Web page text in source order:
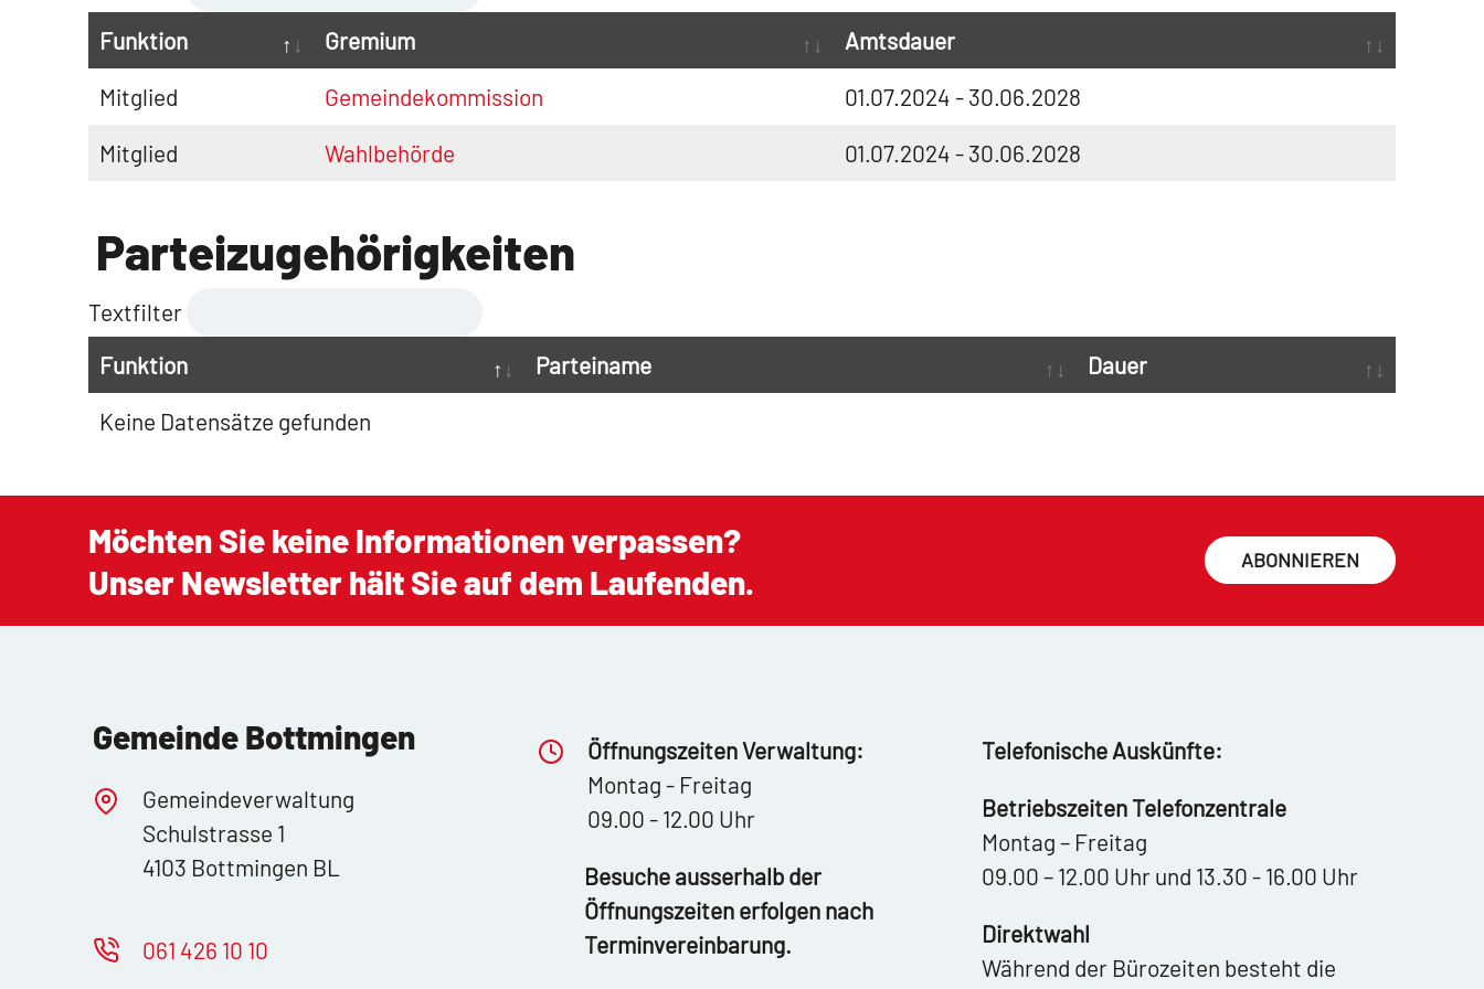
Funktion
Gremium Amtsdauer
Mitglied Gemeindekommission 01.07.2024 - 30.06.2028
Mitglied Wahlbehörde 01.07.2024 - 30.06.2028
Parteizugehörigkeiten
Textfilter
Funktion
Parteiname Dauer
Keine Datensätze gefunden
Möchten Sie keine Informationen verpassen?
Unser Newsletter hält Sie auf dem Laufenden.
ABONNIEREN
Gemeinde Bottmingen
Gemeindeverwaltung
Schulstrasse 1
4103 Bottmingen BL
061 426 10 10
Öffnungszeiten Verwaltung:
Montag - Freitag
09.00 - 12.00 Uhr
Besuche ausserhalb der
Öffnungszeiten erfolgen nach
Terminvereinbarung.
Telefonische Auskünfte:
Betriebszeiten Telefonzentrale
Montag – Freitag
09.00 – 12.00 Uhr und 13.30 - 16.00 Uhr
Direktwahl
Während der Bürozeiten besteht die